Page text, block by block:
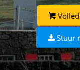
Stuur